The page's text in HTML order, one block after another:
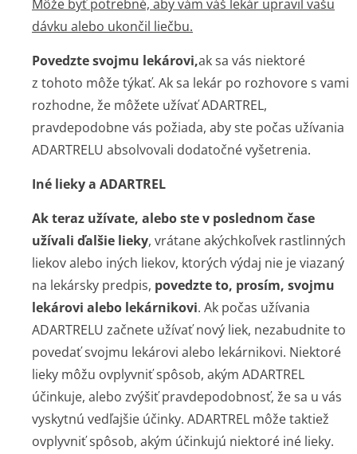
Môže byť potrebné, aby vám váš lekár upravil vašu
dávku alebo ukončil liečbu.
Povedzte svojmu lekárovi,ak sa vás niektoré
z tohoto môže týkať. Ak sa lekár po rozhovore s vami
rozhodne, že môžete užívať ADARTREL,
pravdepodobne vás požiada, aby ste počas užívania
ADARTRELU absolvovali dodatočné vyšetrenia.
Iné lieky a ADARTREL
Ak teraz užívate, alebo ste v poslednom čase
užívali ďalšie lieky, vrátane akýchkoľvek rastlinných
liekov alebo iných liekov, ktorých výdaj nie je viazaný
na lekársky predpis, povedzte to, prosím, svojmu
lekárovi alebo lekárnikovi. Ak počas užívania
ADARTRELU začnete užívať nový liek, nezabudnite to
povedať svojmu lekárovi alebo lekárnikovi. Niektoré
lieky môžu ovplyvniť spôsob, akým ADARTREL
účinkuje, alebo zvýšiť pravdepodobnosť, že sa u vás
vyskytnú vedľajšie účinky. ADARTREL môže taktiež
ovplyvniť spôsob, akým účinkujú niektoré iné lieky.